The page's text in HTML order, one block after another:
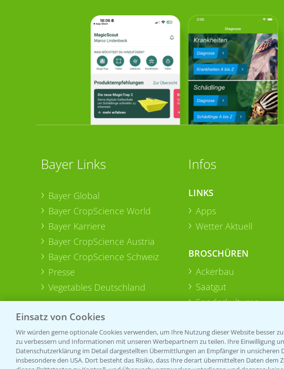
Bayer Links
Bayer Global
Bayer CropScience World
Bayer Karriere
Bayer CropScience Austria
Bayer CropScience Schweiz
Presse
Vegetables Deutschland
Infos
LINKS
Apps
Wetter Aktuell
BROSCHÜREN
Ackerbau
Saatgut
Sonderkulturen
Einsatz von Cookies
Wir würden gerne optionale Cookies verwenden, um Ihre Nutzung dieser Website besser
zu verbessern und Informationen mit unseren Werbepartnern zu teilen. Ihre Einwilligung
Datenschutzerklärung im Detail dargestellten Übermittlungen an Empfänger in unsicheren
insbesondere den USA. Dort besteht das Risiko, dass Ihre derart übermittelten Daten dem